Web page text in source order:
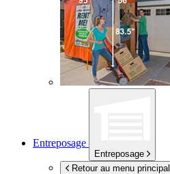
Entreposage
Entreposage
Retour au menu principal